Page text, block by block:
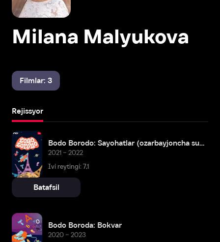
Milana Malyukova
Filmlar: 3
Rejissyor
Bodo Borodo: Sayohatlar (ozarbayjoncha subtitrlar)
2021 – 2022
Ivi reytingi: 7,1
Batafsil
Bodo Boroda: Bokvar
2020 – 2023